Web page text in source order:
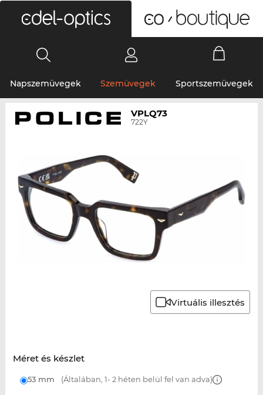
Napszemüvegek Szemüvegek Sportszemüvegek
VPLQ73
722Y
Virtuális illesztés
Méret és készlet
53 mm (Általában, 1- 2 héten belül fel van adva)